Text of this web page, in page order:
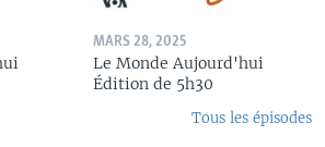
MARS 28, 2025
Le Monde Aujourd'hui
Édition de 5h30
Tous les épisodes